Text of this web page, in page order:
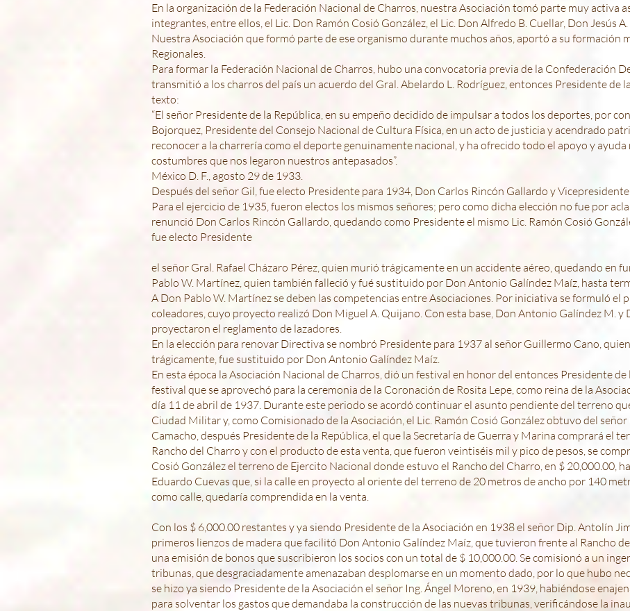
En la organización de la Federación Nacional de Charros, nuestra Asociación tomó parte muy activa
integrantes, entre ellos, el Lic. Don Ramón Cosió González, el Lic. Don Alfredo B. Cuellar, Don Jesús
Nuestra Asociación que formó parte de ese organismo durante muchos años, aportó a su formación
Regionales.
Para formar la Federación Nacional de Charros, hubo una convocatoria previa de la Confederación
transmitió a los charros del país un acuerdo del Gral. Abelardo L. Rodríguez, entonces Presidente de
texto:
“El señor Presidente de la República, en su empeño decidido de impulsar a todos los deportes, por
Bojorquez, Presidente del Consejo Nacional de Cultura Física, en un acto de justicia y acendrado
reconocer a la charrería como el deporte genuinamente nacional, y ha ofrecido todo el apoyo y
costumbres que nos legaron nuestros antepasados”.
México D. F., agosto 29 de 1933.
Después del señor Gil, fue electo Presidente para 1934, Don Carlos Rincón Gallardo y
Para el ejercicio de 1935, fueron electos los mismos señores; pero como dicha elección no fue por
renunció Don Carlos Rincón Gallardo, quedando como Presidente el mismo Lic. Ramón Cosió
fue electo Presidente
el señor Gral. Rafael Cházaro Pérez, quien murió trágicamente en un accidente aéreo, quedando en
Pablo W. Martínez, quien también falleció y fué sustituido por Don Antonio Galíndez Maíz, hasta
A Don Pablo W. Martínez se deben las competencias entre Asociaciones. Por iniciativa se formuló el
coleadores, cuyo proyecto realizó Don Miguel A. Quijano. Con esta base, Don Antonio Galíndez M. y
proyectaron el reglamento de lazadores.
En la elección para renovar Directiva se nombró Presidente para 1937 al señor Guillermo Cano,
trágicamente, fue sustituido por Don Antonio Galíndez Maíz.
En esta época la Asociación Nacional de Charros, dió un festival en honor del entonces Presidente
festival que se aprovechó para la ceremonia de la Coronación de Rosita Lepe, como reina de la
día 11 de abril de 1937. Durante este periodo se acordó continuar el asunto pendiente del terreno
Ciudad Militar y, como Comisionado de la Asociación, el Lic. Ramón Cosió González obtuvo del
Camacho, después Presidente de la República, el que la Secretaría de Guerra y Marina comprará el
Rancho del Charro y con el producto de esta venta, que fueron veintiséis mil y pico de pesos, se
Cosió González el terreno de Ejercito Nacional donde estuvo el Rancho del Charro, en $ 20,000.00,
Eduardo Cuevas que, si la calle en proyecto al oriente del terreno de 20 metros de ancho por 140
como calle, quedaría comprendida en la venta.
Con los $ 6,000.00 restantes y ya siendo Presidente de la Asociación en 1938 el señor Dip. Antolín
primeros lienzos de madera que facilitó Don Antonio Galíndez Maíz, que tuvieron frente al Rancho
una emisión de bonos que suscribieron los socios con un total de $ 10,000.00. Se comisionó a un
tribunas, que desgraciadamente amenazaban desplomarse en un momento dado, por lo que hubo
se hizo ya siendo Presidente de la Asociación el señor Ing. Ángel Moreno, en 1939, habiéndose
para solventar los gastos que demandaba la construcción de las nuevas tribunas, verificándose la